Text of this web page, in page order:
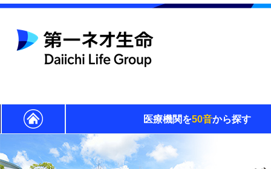
医療機関を50音から探す